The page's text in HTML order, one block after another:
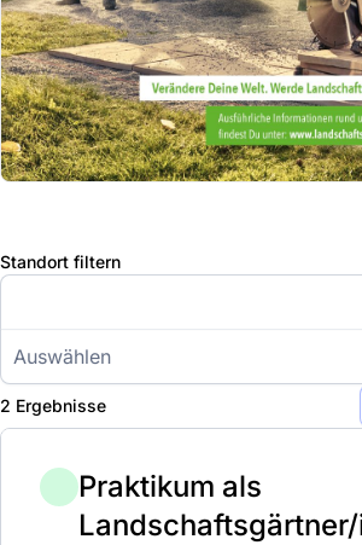
Standort filtern
Auswählen
2 Ergebnisse
Praktikum als